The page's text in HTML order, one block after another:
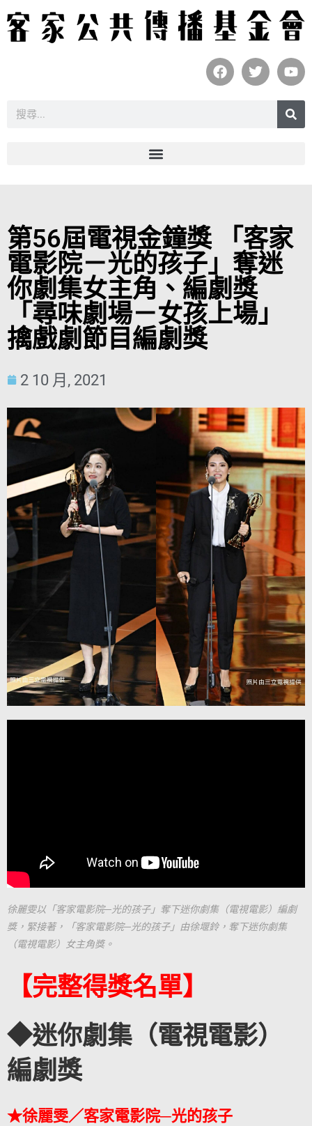
第56屆電視金鐘獎 「客家
電影院－光的孩子」奪迷
你劇集女主角、編劇獎
「尋味劇場－女孩上場」
擒戲劇節目編劇獎
2 10 月, 2021
徐麗雯以「客家電影院─光的孩子」奪下迷你劇集（電視電影）編劇
獎，緊接著，「客家電影院─光的孩子」由徐堰鈴，奪下迷你劇集
（電視電影）女主角獎。
【完整得獎名單】
◆迷你劇集（電視電影）
編劇獎
★徐麗雯／客家電影院─光的孩子